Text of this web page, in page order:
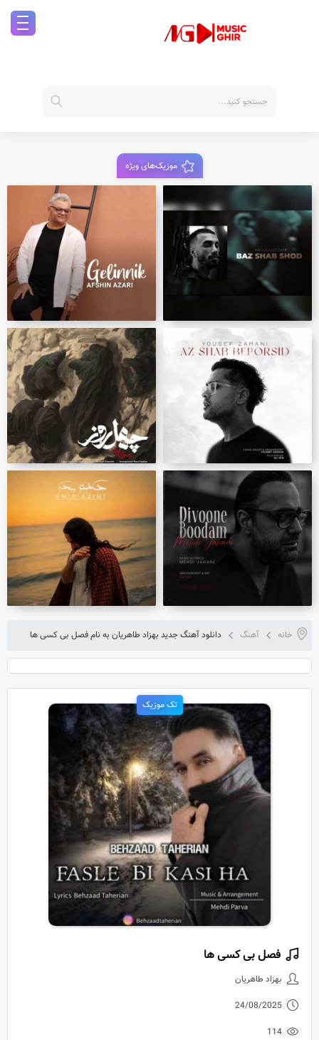
موزیک‌های ویژه
خانه آهنگ دانلود آهنگ جدید بهزاد طاهریان به نام فصل بی کسی ها
تک موزیک
دانلود آهنگ جدید بهزاد
فصل بی کسی ها
بهزاد طاهریان
24/08/2025
114